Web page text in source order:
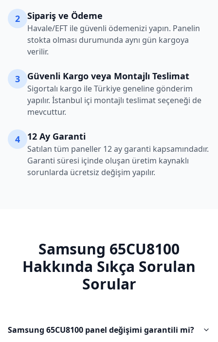
2 Sipariş ve Ödeme
Havale/EFT ile güvenli ödemenizi yapın. Panelin
stokta olması durumunda aynı gün kargoya
verilir.
3 Güvenli Kargo veya Montajlı Teslimat
Sigortalı kargo ile Türkiye geneline gönderim
yapılır. İstanbul içi montajlı teslimat seçeneği de
mevcuttur.
4 12 Ay Garanti
Satılan tüm paneller 12 ay garanti kapsamındadır.
Garanti süresi içinde oluşan üretim kaynaklı
sorunlarda ücretsiz değişim yapılır.
Samsung 65CU8100
Hakkında Sıkça Sorulan
Sorular
Samsung 65CU8100 panel değişimi garantili mi?